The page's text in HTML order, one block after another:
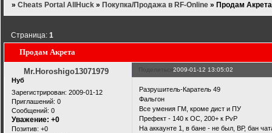
»Cheats Portal AllHuck » Покупка/Продажа в RF-Online » Продам Акрета
Продам Акрета
Страница:1
Поделиться2009-01-12 13:05:02
Mr.Horoshigo13071979
Нуб
Зарегистрирован: 2009-01-12
Приглашений: 0
Сообщений: 0
Уважение: +0
Позитив: +0
Разрушитель-Каратель 49
Фальгон
Все умения ГМ, кроме дист и ПУ
Префект - 140 к ОС, 200+ к PvP
На аккаунте 1, в бане - не был, ВР, бан